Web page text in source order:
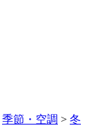
季節・空調 > 冬